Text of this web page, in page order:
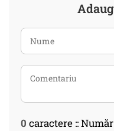
0 caractere ::